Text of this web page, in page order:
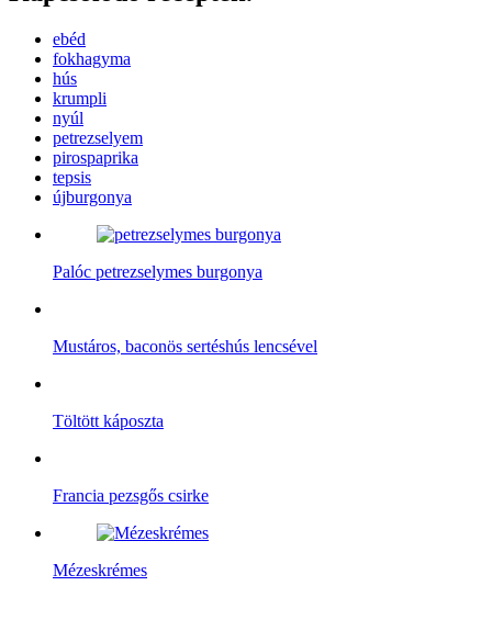
ebéd
fokhagyma
hús
krumpli
nyúl
petrezselyem
pirospaprika
tepsis
újburgonya
Palóc petrezselymes burgonya
Mustáros, baconös sertéshús lencsével
Töltött káposzta
Francia pezsgős csirke
Mézeskrémes